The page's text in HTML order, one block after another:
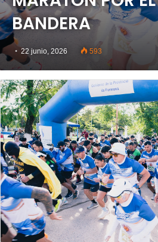
BANDERA
22 junio, 2026 593